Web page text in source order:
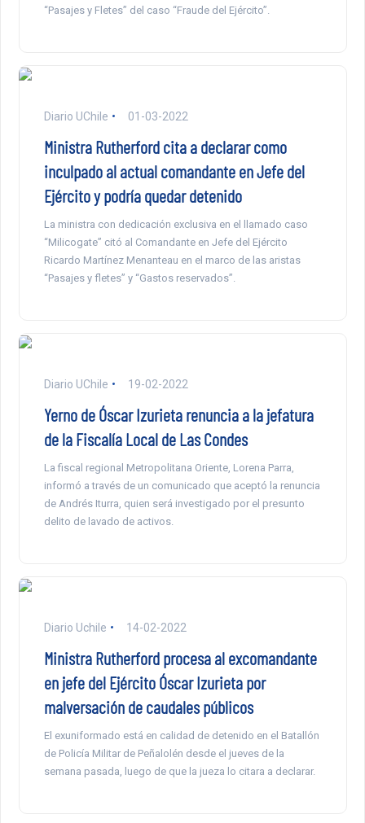
“Pasajes y Fletes” del caso “Fraude del Ejército”.
Diario UChile 01-03-2022
Ministra Rutherford cita a declarar como
inculpado al actual comandante en Jefe del
Ejército y podría quedar detenido
La ministra con dedicación exclusiva en el llamado caso
“Milicogate” citó al Comandante en Jefe del Ejército
Ricardo Martínez Menanteau en el marco de las aristas
“Pasajes y fletes” y “Gastos reservados”.
Diario UChile 19-02-2022
Yerno de Óscar Izurieta renuncia a la jefatura
de la Fiscalía Local de Las Condes
La fiscal regional Metropolitana Oriente, Lorena Parra,
informó a través de un comunicado que aceptó la renuncia
de Andrés Iturra, quien será investigado por el presunto
delito de lavado de activos.
Diario Uchile 14-02-2022
Ministra Rutherford procesa al excomandante
en jefe del Ejército Óscar Izurieta por
malversación de caudales públicos
El exuniformado está en calidad de detenido en el Batallón
de Policía Militar de Peñalolén desde el jueves de la
semana pasada, luego de que la jueza lo citara a declarar.